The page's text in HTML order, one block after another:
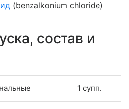
(benzalkonium chloride)
состав и
1 супп.